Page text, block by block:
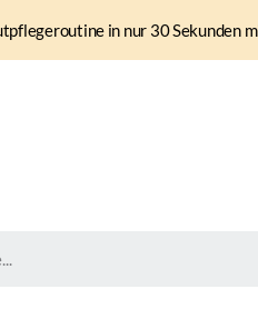
in nur 30 Sekunden